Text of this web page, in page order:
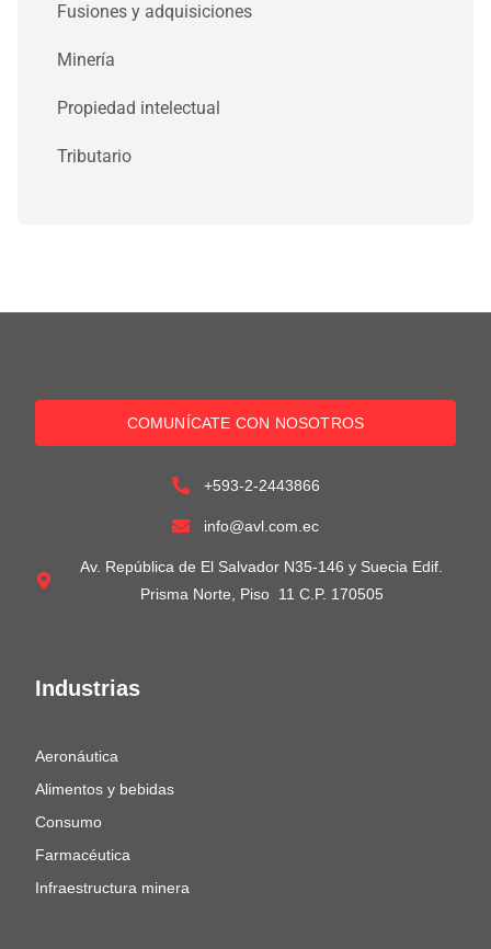
Fusiones y adquisiciones
Minería
Propiedad intelectual
Tributario
Industrias
Aeronáutica
Alimentos y bebidas
Consumo
Farmacéutica
Infraestructura minera
COMUNÍCATE CON NOSOTROS
+593-2-2443866
info@avl.com.ec
Av. República de El Salvador N35-146 y Suecia Edif.
Prisma Norte, Piso 11 C.P. 170505